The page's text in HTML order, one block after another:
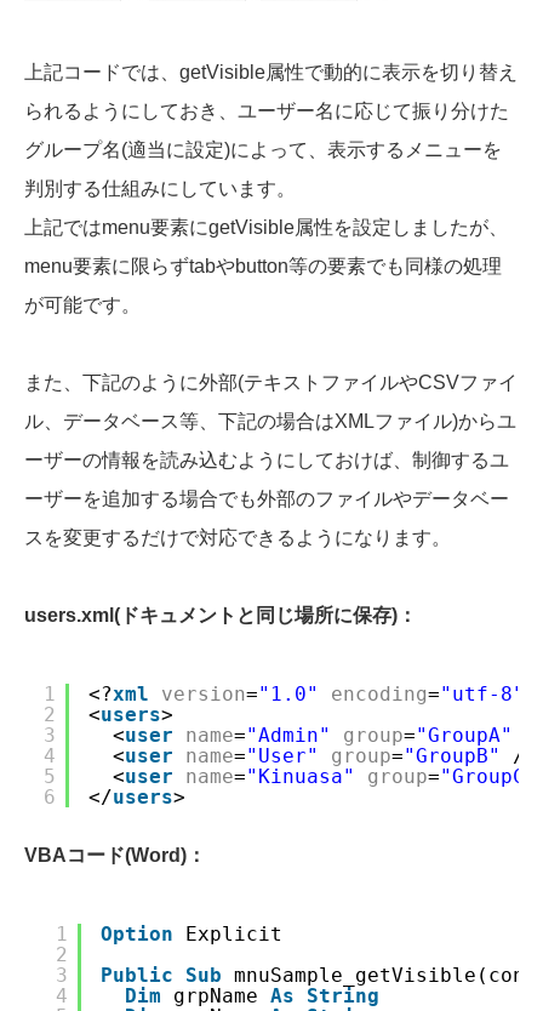
上記コードでは、getVisible属性で動的に表示を切り替え
られるようにしておき、ユーザー名に応じて振り分けた
グループ名(適当に設定)によって、表示するメニューを
判別する仕組みにしています。
上記ではmenu要素にgetVisible属性を設定しましたが、
menu要素に限らずtabやbutton等の要素でも同様の処理
が可能です。
また、下記のように外部(テキストファイルやCSVファイ
ル、データベース等、下記の場合はXMLファイル)からユ
ーザーの情報を読み込むようにしておけば、制御するユ
ーザーを追加する場合でも外部のファイルやデータベー
スを変更するだけで対応できるようになります。
users.xml(ドキュメントと同じ場所に保存)：
1
2
3
4
5
6
<?xml version="1.0" encoding="utf-8"
<users>
<user name="Admin" group="GroupA"
<user name="User" group="GroupB"
/>
<user name="Kinuasa" group="GroupC"
</users>
VBAコード(Word)：
1
2
3
4
Option
Explicit
Public
Sub
Dim
grpName As
String